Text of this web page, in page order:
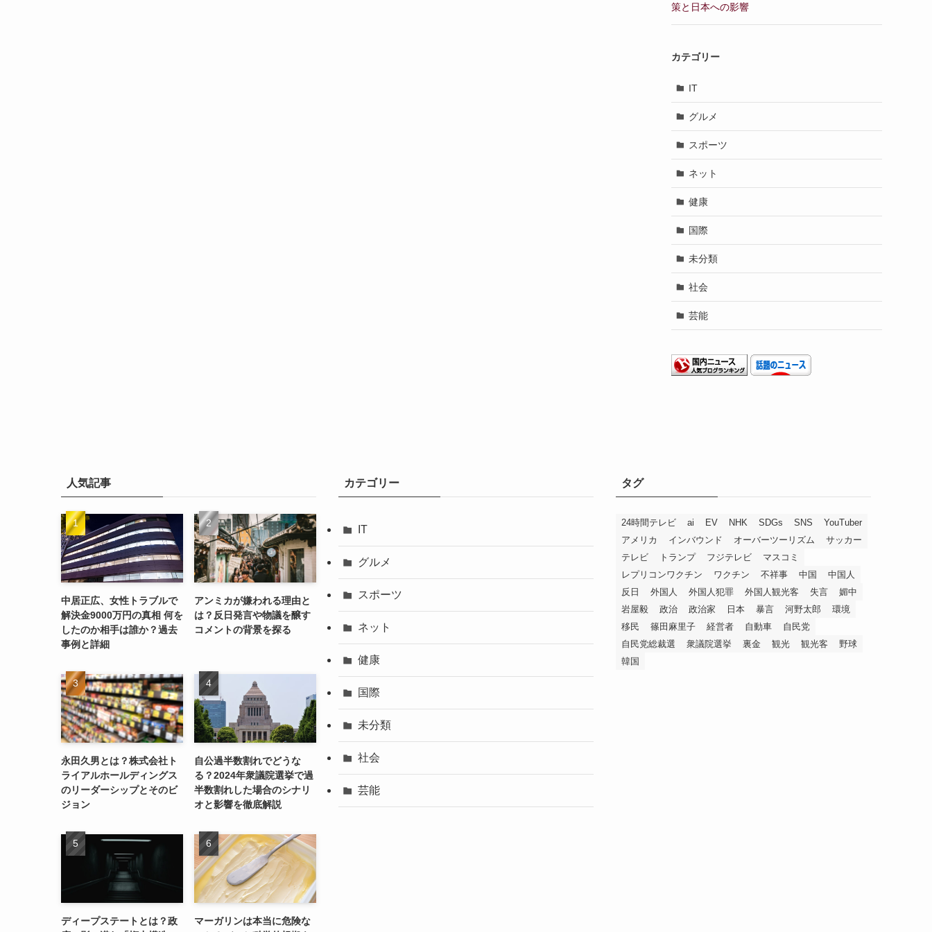
策と日本への影響
カテゴリー
IT
グルメ
スポーツ
ネット
健康
国際
未分類
社会
芸能
人気記事
中居正広、女性トラブルで
解決金9000万円の真相 何を
したのか相手は誰か？過去
事例と詳細
アンミカが嫌われる理由と
は？反日発言や物議を醸す
コメントの背景を探る
永田久男とは？株式会社ト
ライアルホールディングス
のリーダーシップとそのビ
ジョン
自公過半数割れでどうな
る？2024年衆議院選挙で過
半数割れした場合のシナリ
オと影響を徹底解説
ディープステートとは？政
マーガリンは本当に危険な
カテゴリー
IT
グルメ
スポーツ
ネット
健康
国際
未分類
社会
芸能
タグ
24時間テレビ ai EV NHK SDGs SNS
YouTuber
アメリカ
インバウンド オーバーツーリズム
サッカー
テレビ
トランプ フジテレビ
マスコミ
レプリコンワクチン
ワクチン 不祥事 中国
中国人
反日
外国人 外国人犯罪 外国人観光客 失言
媚中
岩屋毅
政治 政治家 日本 暴言 河野太郎
環境
移民
篠田麻里子 経営者 自動車
自民党
自民党総裁選
衆議院選挙 裏金 観光 観光客
野球
韓国